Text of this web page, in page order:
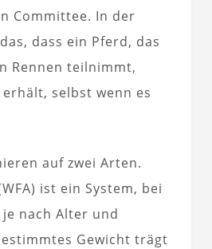
Committee. In der
dass ein Pferd, das
Rennen teilnimmt,
selbst wenn es
auf zwei Arten.
ist ein System, bei
nach Alter und
Gewicht trägt